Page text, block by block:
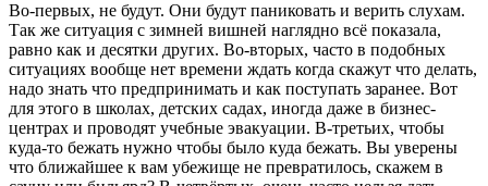
Во-первых, не будут. Они будут паниковать и верить слухам.
Так же ситуация с зимней вишней наглядно всё показала,
равно как и десятки других. Во-вторых, часто в подобных
ситуациях вообще нет времени ждать когда скажут что делать,
надо знать что предпринимать и как поступать заранее. Вот
для этого в школах, детских садах, иногда даже в бизнес-
центрах и проводят учебные эвакуации. В-третьих, чтобы
куда-то бежать нужно чтобы было куда бежать. Вы уверены
что ближайшее к вам убежище не превратилось, скажем в